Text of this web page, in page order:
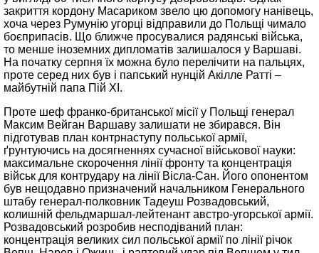
закриття кордону Масариком звело цю допомогу нанівець,
хоча через Румунію угорці відправили до Польщі чимало
боєприпасів. Що ближче просувалися радянські війська,
то менше іноземних дипломатів залишалося у Варшаві.
На початку серпня їх можна було перелічити на пальцях,
проте серед них був і папський нунцій Акілле Ратті –
майбутній папа Пій ХІ.
Проте шеф франко-британської місії у Польщі генерал
Максим Вейган Варшаву залишати не збирався. Він
підготував план контрнаступу польської армії,
ґрунтуючись на досягненнях сучасної військової науки:
максимальне скорочення лінії фронту та концентрація
військ для контрудару на лінії Вісла-Сан. Його опонентом
був нещодавно призначений начальником Генерального
штабу генерал-полковник Тадеуш Розвадовський,
колишній фельдмаршал-лейтенант австро-угорської армії.
Розвадовський розробив несподіваний план:
концентрація великих сил польської армії по лінії річок